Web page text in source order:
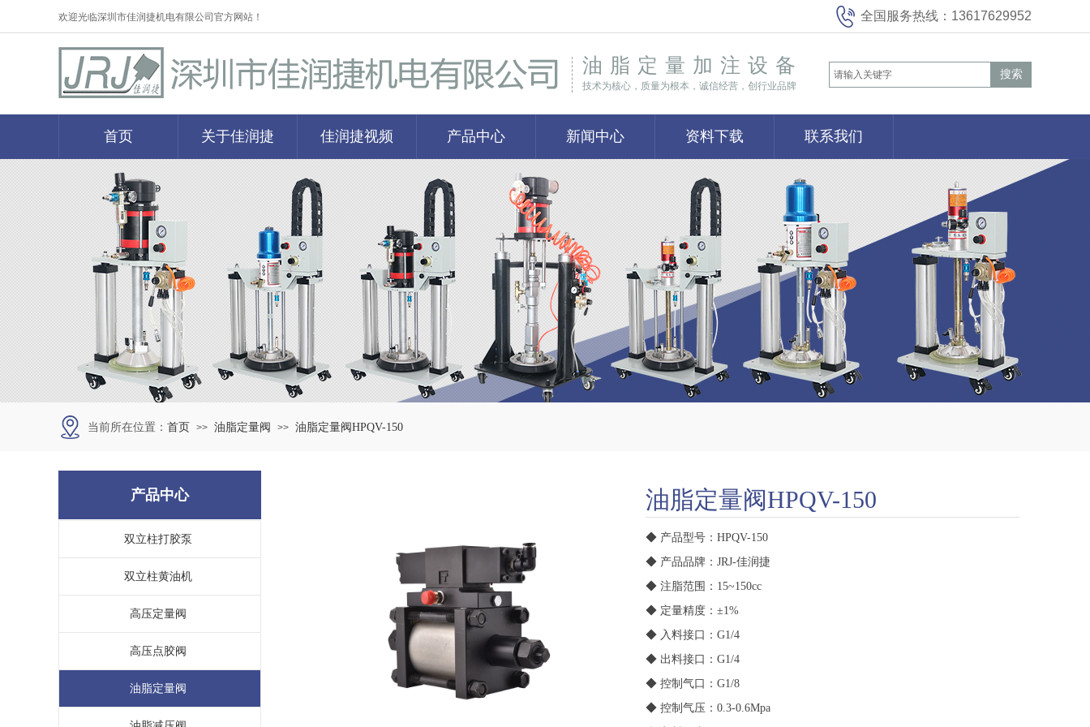
搜索
欢迎光临深圳市佳润捷机电有限公司官方网站！ 全国服务热线： 13617629952
油脂定量加注设备
技术为核心，质量为根本，诚信经营，创行业品牌
首页 关于佳润捷 佳润捷视频 产品中心 新闻中心 资料下载 联系我们
当前所在位置： 首页 >> 油脂定量阀 >> 油脂定量阀HPQV-150
油脂定量阀HPQV-150
◆ 产品型号：HPQV-150
◆ 产品品牌：JRJ-佳润捷
◆ 注脂范围：15~150cc
◆ 定量精度：±1%
◆ 入料接口：G1/4
◆ 出料接口：G1/4
◆ 控制气口：G1/8
◆ 控制气压：0.3-0.6Mpa
产品中心
双立柱打胶泵
双立柱黄油机
高压定量阀
高压点胶阀
油脂定量阀